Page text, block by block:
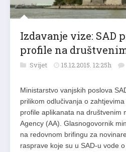
Izdavanje vize: SAD
profile na
Svijet 15.12.2015. 12:25h
Ministarstvo vanjskih poslova
prilikom odlučivanja o
profile aplikanata na društvenim
Agency (AA). Glasnogovornik
na redovnom brifingu za
rasprave koje su u SAD-u vode